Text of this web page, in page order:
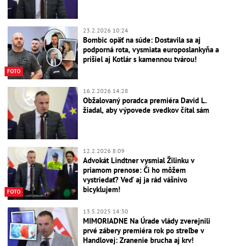
FOTO
23.2.2026 10:24
Bombic opäť na súde: Dostavila sa aj
podporná rota, vysmiata europoslankyňa a
prišiel aj Kotlár s kamennou tvárou!
16.2.2026 14:28
Obžalovaný poradca premiéra David L.
žiadal, aby výpovede svedkov čítal sám
FOTO
12.2.2026 8:09
Advokát Lindtner vysmial Žilinku v
priamom prenose: Či ho môžem
vystriedať? Veď aj ja rád vášnivo
bicyklujem!
13.5.2025 14:30
MIMORIADNE Na Úrade vlády zverejnili
prvé zábery premiéra rok po streľbe v
Handlovej: Zranenie brucha aj krv!